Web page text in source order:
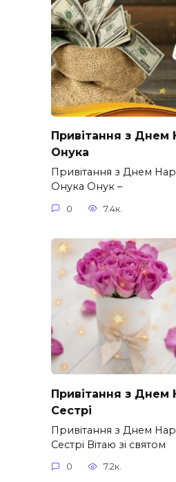
Привітання з
Онука
Привітання з Днем
Онука Онук –
0 7.4к.
Привітання з
Сестрі
Привітання з Днем
Сестрі Вітаю зі святом
0 7.2к.